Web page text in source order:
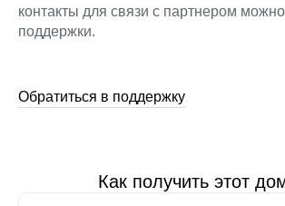
контакты для связи с партнером
поддержки.
Обратиться в поддержку
Как получить этот